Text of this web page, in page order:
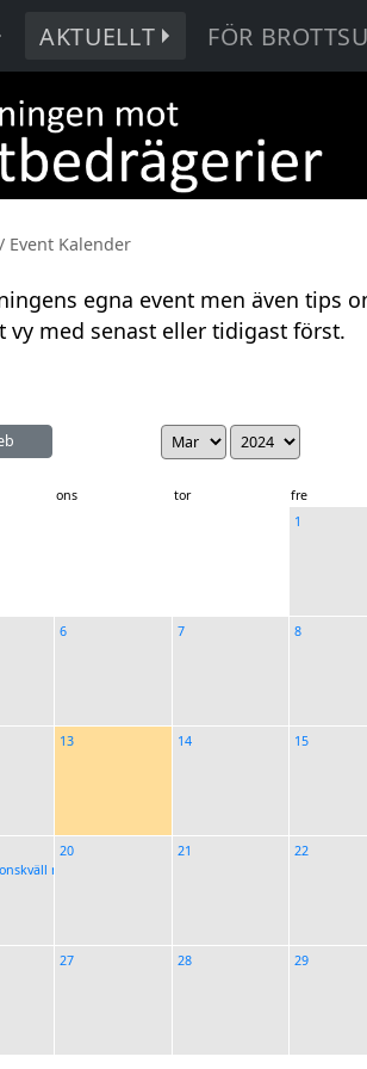
AKTUELLT FÖR
/ Event Kalender
egna event men även tips
vy med senast eller tidigast först.
ons tor fre
1
6 7 8
13 14 15
med PRO, SPF och Föreningen mot Nätbedrägerier
20 21 22
27 28 29